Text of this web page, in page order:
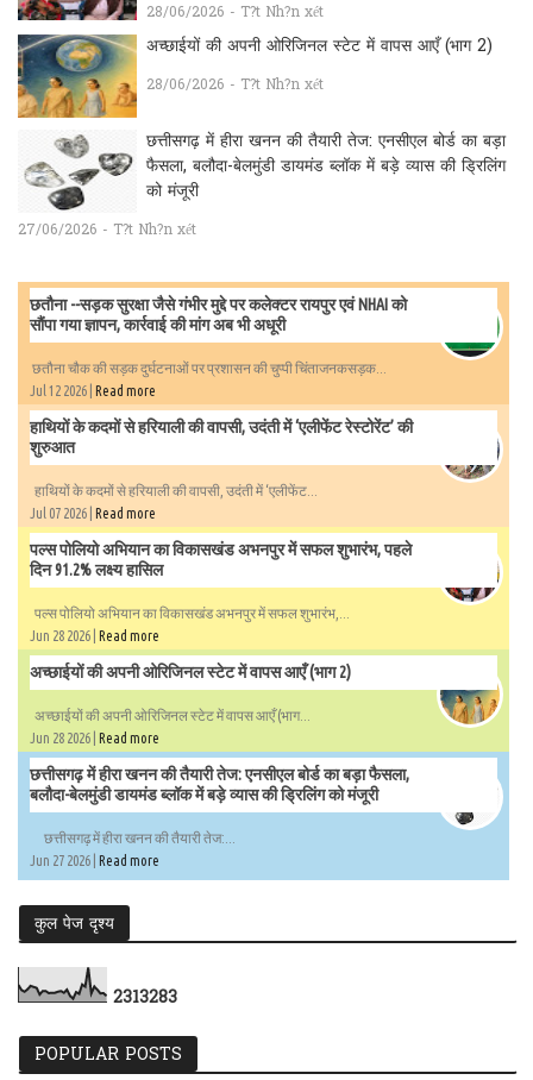
28/06/2026 - T?t Nh?n xét
अच्छाईयों की अपनी ओरिजिनल स्टेट में वापस आएँ (भाग 2)
28/06/2026 - T?t Nh?n xét
छत्तीसगढ़ में हीरा खनन की तैयारी तेज: एनसीएल बोर्ड का बड़ा
फैसला, बलौदा-बेलमुंडी डायमंड ब्लॉक में बड़े व्यास की ड्रिलिंग
को मंजूरी
27/06/2026 - T?t Nh?n xét
छतौना --सड़क सुरक्षा जैसे गंभीर मुद्दे पर कलेक्टर रायपुर एवं NHAI को
सौंपा गया ज्ञापन, कार्रवाई की मांग अब भी अधूरी
छतौना चौक की सड़क दुर्घटनाओं पर प्रशासन की चुप्पी चिंताजनकसड़क...
Jul 12 2026 | Read more
हाथियों के कदमों से हरियाली की वापसी, उदंती में ‘एलीफेंट रेस्टोरेंट’ की
शुरुआत
हाथियों के कदमों से हरियाली की वापसी, उदंती में ‘एलीफेंट...
Jul 07 2026 | Read more
पल्स पोलियो अभियान का विकासखंड अभनपुर में सफल शुभारंभ, पहले
दिन 91.2% लक्ष्य हासिल
पल्स पोलियो अभियान का विकासखंड अभनपुर में सफल शुभारंभ,...
Jun 28 2026 | Read more
अच्छाईयों की अपनी ओरिजिनल स्टेट में वापस आएँ (भाग 2)
अच्छाईयों की अपनी ओरिजिनल स्टेट में वापस आएँ (भाग...
Jun 28 2026 | Read more
छत्तीसगढ़ में हीरा खनन की तैयारी तेज: एनसीएल बोर्ड का बड़ा फैसला,
बलौदा-बेलमुंडी डायमंड ब्लॉक में बड़े व्यास की ड्रिलिंग को मंजूरी
छत्तीसगढ़ में हीरा खनन की तैयारी तेज:...
Jun 27 2026 | Read more
कुल पेज दृश्य
2313283
POPULAR POSTS